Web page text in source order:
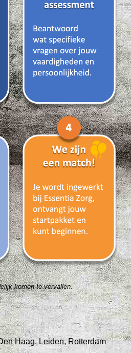
komen te vervallen.
Haag, Leiden, Rotterdam